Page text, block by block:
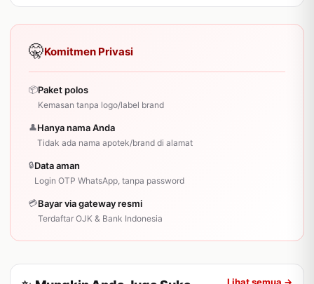
🤫Komitmen Privasi
📦Paket polos
Kemasan tanpa logo/label brand
👤Hanya nama Anda
Tidak ada nama apotek/brand di alamat
🔒Data aman
Login OTP WhatsApp, tanpa password
💳Bayar via gateway resmi
Terdaftar OJK & Bank Indonesia